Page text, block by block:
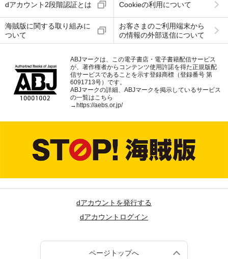
dアカウント2段階認証とは Cookieの利用について
海賊版に関する取り組みに
ついて
お客さまのご利用端末から
の情報の外部送信について
ABJマークは、この電子書店・電子書籍配信サービス
が、著作権者からコンテンツ使用許諾を得た正規版配
信サービスであることを示す登録商標（登録番号 第
6091713号）です。
ABJマークの詳細、ABJマークを掲示しているサービス
の一覧はこちら
→ https://aebs.or.jp/
dアカウントを発行する
dアカウントログイン
ページトップへ